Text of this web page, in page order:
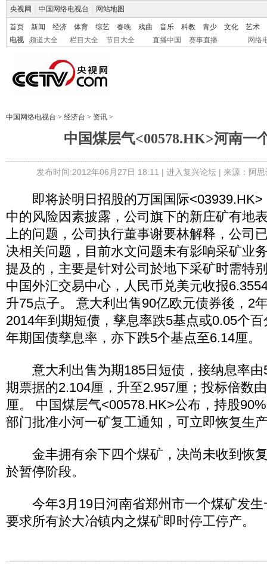
央视网 中国网络电视台 网站地图
首页 新闻 经济 体育 综艺 春晚 戏曲 音乐 科教 青少 文化
艺术
电视
频道大全 栏目大全 节目大全 直播中国 赛事直播 网络
中国网络电视台 > 经济台 > 资讯 >
中国煤层气<00578.HK>河南一
发布时间:2012年06月27日 18:11 | 进入复兴论坛| 来源：阿
即将於明日招股的万国国际<03939.HK>
中的风险因素披露，公司旗下的新庄矿有地
上的问题，公司执行董事谢要林解释，公司
决相关问题，目前水文问题未有影响采矿业
提及的，主要是针对公司於地下采矿时需特
中国外汇交易中心，人民币兑美元收报
升75点子。 意大利出售90亿欧元债券後，2
2014年到期短债，孳息率跌5基点或0.05个
年期国债孳息率，亦下跌5个基点至6.14厘。
意大利出售为期185日短债，接纳息率由
期票据的2.104厘，升至2.957厘；投标倍数
厘。 中国煤层气<00578.HK>公布，持股
部门批准小河一矿复工通知，可立即恢复生
金丰拥有余下四个煤矿，决尚未收到恢
於暂停阶段。
今年3月19日河南省郑州市一个煤矿发生
要求所有於大冶镇内之煤矿即时停工停产。